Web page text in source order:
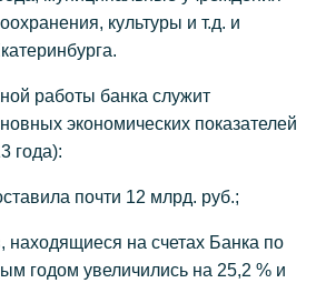
культуры и т.д. и
работы банка служит
экономических показателей
года):
почти 12 млрд. руб.;
находящиеся на счетах Банка по
годом увеличились на 25,2 % и